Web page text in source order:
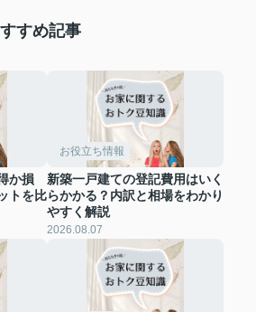
すめ記事
か損
トを比
お役立ち情報
新築一戸建ての登記費用はいく
らかかる？内訳と相場をわかり
やすく解説
2026.08.07